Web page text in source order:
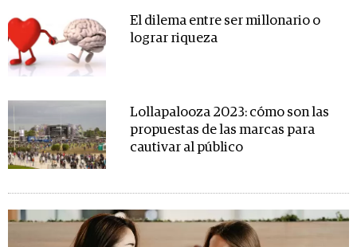
El dilema entre ser millonario o
lograr riqueza
Lollapalooza 2023: cómo son las
propuestas de las marcas para
cautivar al público